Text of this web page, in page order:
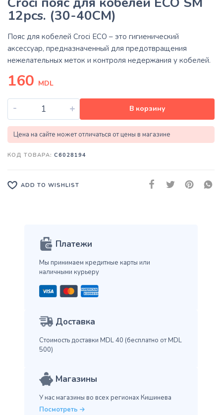
12pcs. (30-40CM)
Пояс для кобелей Croci ECO – это гигиенический
аксессуар, предназначенный для предотвращения
нежелательных меток и контроля недержания у кобелей.
160 MDL
- + В корзину
Цена на сайте может отличаться от цены в магазине
КОД ТОВАРА: C6028194
ADD TO WISHLIST
Платежи
Мы принимаем кредитные карты или
наличными курьеру
Доставка
Стоимость доставки MDL 40 (бесплатно от MDL
500)
Магазины
У нас магазины во всех регионах Кишинева
Посмотреть